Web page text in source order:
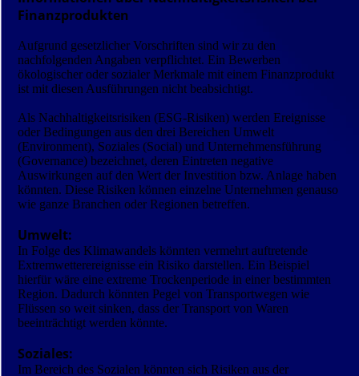
Finanzprodukten
Aufgrund gesetzlicher Vorschriften sind wir zu den
nachfolgenden Angaben verpflichtet. Ein Bewerben
ökologischer oder sozialer Merkmale mit einem Finanzprodukt
ist mit diesen Ausführungen nicht beabsichtigt.
Als Nachhaltigkeitsrisiken (ESG-Risiken) werden Ereignisse
oder Bedingungen aus den drei Bereichen Umwelt
(Environment), Soziales (Social) und Unternehmensführung
(Governance) bezeichnet, deren Eintreten negative
Auswirkungen auf den Wert der Investition bzw. Anlage haben
könnten. Diese Risiken können einzelne Unternehmen genauso
wie ganze Branchen oder Regionen betreffen.
Umwelt:
In Folge des Klimawandels könnten vermehrt auftretende
Extremwetterereignisse ein Risiko darstellen. Ein Beispiel
hierfür wäre eine extreme Trockenperiode in einer bestimmten
Region. Dadurch könnten Pegel von Transportwegen wie
Flüssen so weit sinken, dass der Transport von Waren
beeinträchtigt werden könnte.
Soziales:
Im Bereich des Sozialen könnten sich Risiken aus der